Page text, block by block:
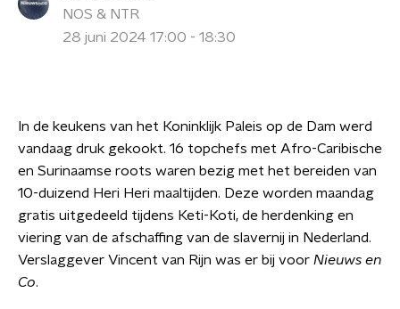
NOS & NTR
28 juni 2024 17:00 - 18:30
In de keukens van het Koninklijk Paleis op de Dam werd
vandaag druk gekookt. 16 topchefs met Afro-Caribische
en Surinaamse roots waren bezig met het bereiden van
10-duizend Heri Heri maaltijden. Deze worden maandag
gratis uitgedeeld tijdens Keti-Koti, de herdenking en
viering van de afschaffing van de slavernij in Nederland.
Verslaggever Vincent van Rijn was er bij voor Nieuws en
Co.